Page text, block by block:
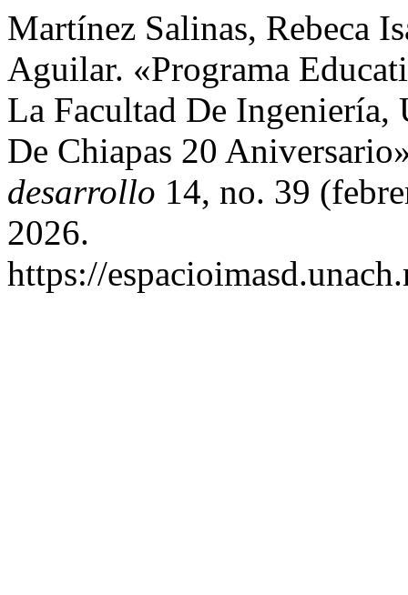
Martínez Salinas, Rebeca
Aguilar. «Programa
La Facultad De Ingeniería,
De Chiapas 20
desarrollo 14, no. 39
2026.
https://